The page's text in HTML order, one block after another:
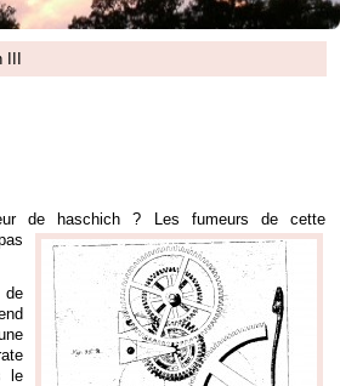
de haschich ? Les fumeurs de cette
le